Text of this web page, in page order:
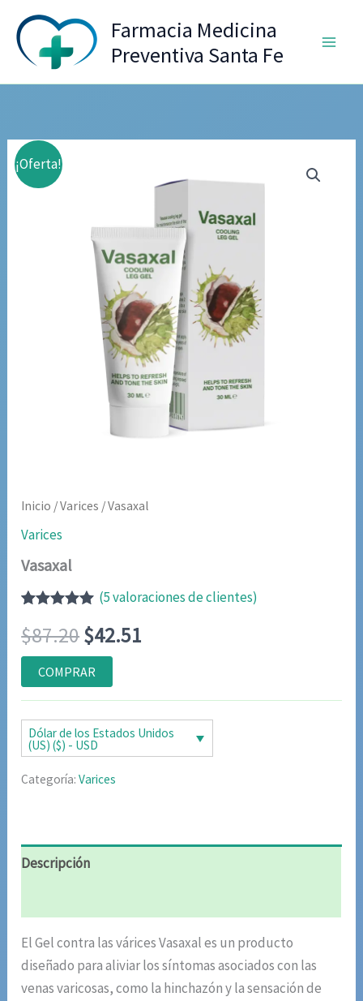
contenido
Farmacia Medicina
Preventiva Santa Fe
¡Oferta!
Inicio /Varices / Vasaxal
Varices
Vasaxal
con5.00de
5 en base a
valoraciones
de clientes
(5valoraciones de clientes)
$87.20El
precio
original
era:
$87.20.
$42.51
actual
es:
COMPRAR
Dólar de los Estados Unidos
(US) ($) - USD
Categoría:Varices
Descripción
El Gel contra las várices Vasaxal es un producto
diseñado para aliviar los síntomas asociados con las
venas varicosas, como la hinchazón y la sensación de